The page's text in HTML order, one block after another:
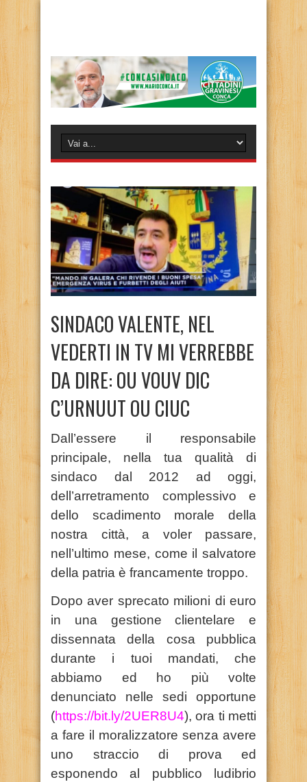
SINDACO VALENTE, NEL
VEDERTI IN TV MI VERREBBE
DA DIRE: OU VOUV DIC
C’URNUUT OU CIUC
Dall’essere il responsabile
principale, nella tua qualità di
sindaco dal 2012 ad oggi,
dell’arretramento complessivo e
dello scadimento morale della
nostra città, a voler passare,
nell’ultimo mese, come il salvatore
della patria è francamente troppo.
Dopo aver sprecato milioni di euro
in una gestione clientelare e
dissennata della cosa pubblica
durante i tuoi mandati, che
abbiamo ed ho più volte
denunciato nelle sedi opportune
(https://bit.ly/2UER8U4), ora ti metti
a fare il moralizzatore senza avere
uno straccio di prova ed
esponendo al pubblico ludibrio